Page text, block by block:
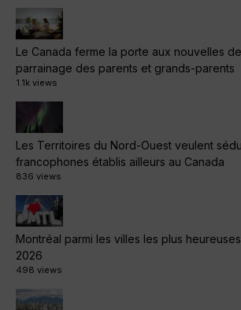
Le Canada ferme la porte aux nouvelles
parrainage des parents et grands-parents
1.1k views
Les Territoires du Nord-Ouest veulent
francophones établis ailleurs au Canada
836 views
Montréal parmi les villes les plus
2026
498 views